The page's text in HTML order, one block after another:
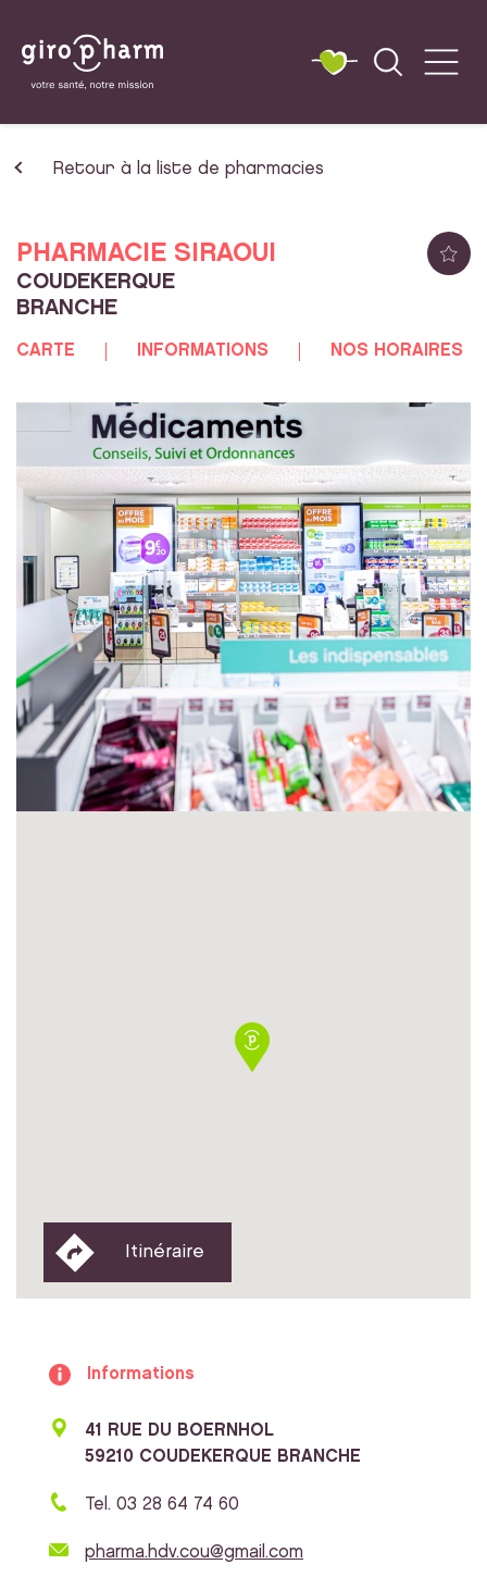
Retour à la liste de pharmacies
PHARMACIE SIRAOUI
COUDEKERQUE
BRANCHE
CARTE INFORMATIONS NOS HORAIRES
Itinéraire
Informations
41 RUE DU BOERNHOL
59210 COUDEKERQUE BRANCHE
Tel. 03 28 64 74 60
pharma.hdv.cou@gmail.com